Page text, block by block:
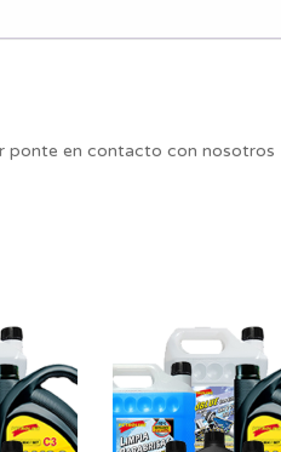
ponte en contacto con nosotros